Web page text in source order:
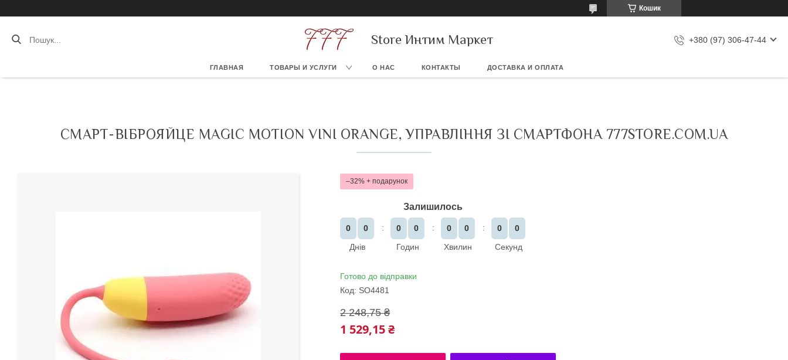
Кошик
Store Интим Маркет +380 (97) 306-47-44
ГЛАВНАЯ ТОВАРЫ И УСЛУГИ О НАС КОНТАКТЫ ДОСТАВКА И ОПЛАТА
СМАРТ-ВІБРОЯЙЦЕ MAGIC MOTION VINI ORANGE, УПРАВЛІННЯ ЗІ СМАРТФОНА 777STORE.COM.UA
–32%
Залишилось
0
0
Днів
0
0
Годин
0
0
Хвилин
0
0
Секунд
Готово до відправки
Код: SO4481
2 248,75 ₴
1 529,15 ₴